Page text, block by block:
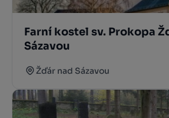
Farní kostel sv. Prokopa
Sázavou
Žďár nad Sázavou